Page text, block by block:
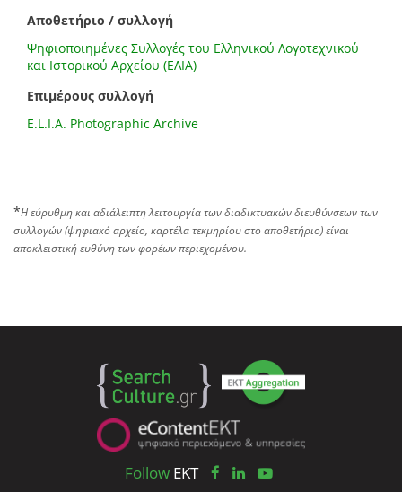
Αποθετήριο / συλλογή
Ψηφιοποιημένες Συλλογές του Ελληνικού Λογοτεχνικού
και Ιστορικού Αρχείου (ΕΛΙΑ)
Επιμέρους συλλογή
E.L.I.A. Photographic Archive
*Η εύρυθμη και αδιάλειπτη λειτουργία των διαδικτυακών διευθύνσεων των
συλλογών (ψηφιακό αρχείο, καρτέλα τεκμηρίου στο αποθετήριο) είναι
αποκλειστική ευθύνη των φορέων περιεχομένου.
Follow EKT